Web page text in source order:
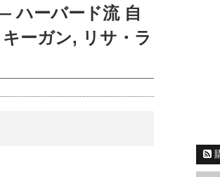
ハーバード流 自
ーガン, リサ・ラ